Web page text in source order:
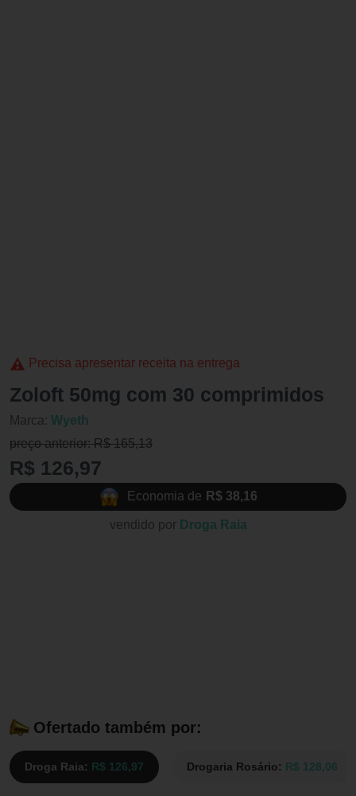
Precisa apresentar receita na entrega
Zoloft 50mg com 30 comprimidos
Marca: Wyeth
preço anterior: R$ 165,13
R$ 126,97
Economia de R$ 38,16
vendido por Droga Raia
Ofertado também por:
Droga Raia: R$ 126,97 Drogaria Rosário: R$ 128,06